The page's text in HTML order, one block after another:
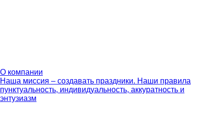
О компании
Наша миссия – создавать праздники. Наши правила
пунктуальность, индивидуальность, аккуратность и
энтузиазм